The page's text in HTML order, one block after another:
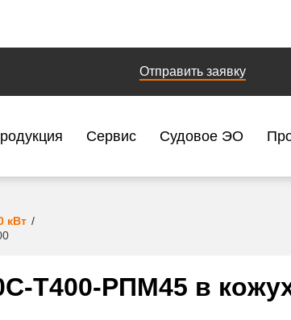
Отправить заявку
Сервис Судовое ЭО
кВт
Т400-РПМ45 в